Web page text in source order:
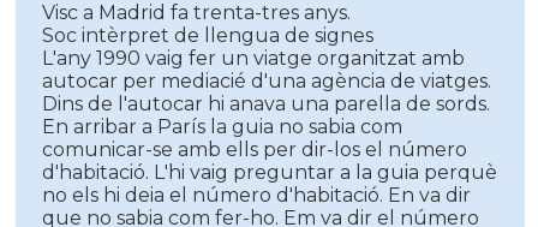
Visc a Madrid fa trenta-tres anys.
Soc intèrpret de llengua de signes
L'any 1990 vaig fer un viatge organitzat amb
autocar per mediacié d'una agència de viatges.
Dins de l'autocar hi anava una parella de sords.
En arribar a París la guia no sabia com
comunicar-se amb ells per dir-los el número
d'habitació. L'hi vaig preguntar a la guia perquè
no els hi deia el número d'habitació. En va dir
que no sabia com fer-ho. Em va dir el número